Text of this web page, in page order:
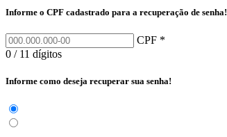
Informe o CPF cadastrado para a recuperação de senha!
CPF *
0 / 11 dígitos
Informe como deseja recuperar sua senha!